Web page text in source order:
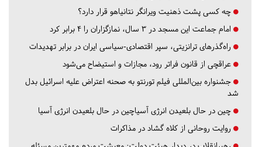
چه کسی پشت ذهنیت ویرانگر نتانیاهو قرار دارد؟
امام جماعت این مسجد در ۳ سال، نمازگزاران را ۴ برابر کرد
راه‌گذرهای ترانزیتی، سپر اقتصادی-سیاسی ایران در برابر تهدیدات
عراقچی از قانون فراتر رود، مجازات و استیضاح می‌شود
جشنواره بین‌المللی فیلم تورنتو به صحنه اعتراض علیه اسرائیل بدل
شد
چین در حال بلعیدن انرژی آسیاچین در حال بلعیدن انرژی آسیا
روایت روحانی از کلاه گشاد در مذاکرات